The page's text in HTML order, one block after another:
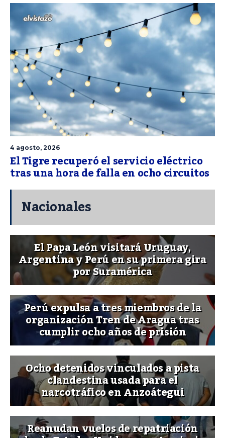
4 agosto, 2026
El Tigre recuperó el servicio eléctrico
tras una hora de falla en ocho circuitos
Nacionales
El Papa León visitará Uruguay,
Argentina y Perú en su primera gira
por Suramérica
Perú expulsa a tres miembros de la
organización Tren de Aragua tras
cumplir ocho años de prisión
Ocho detenidos vinculados a pista
clandestina usada para el
narcotráfico en Anzoátegui
Reanudan vuelos de repatriación